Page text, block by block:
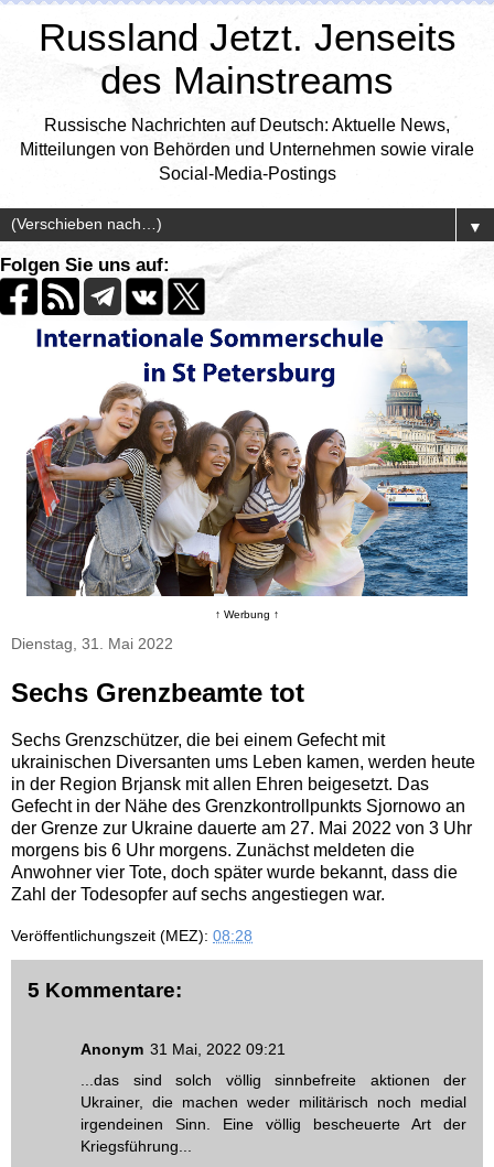
Russland Jetzt. Jenseits
des Mainstreams
Russische Nachrichten auf Deutsch: Aktuelle News,
Mitteilungen von Behörden und Unternehmen sowie virale
Social-Media-Postings
▼
Folgen Sie uns auf:
↑ Werbung ↑
Dienstag, 31. Mai 2022
Sechs Grenzbeamte tot
Sechs Grenzschützer, die bei einem Gefecht mit
ukrainischen Diversanten ums Leben kamen, werden heute
in der Region Brjansk mit allen Ehren beigesetzt. Das
Gefecht in der Nähe des Grenzkontrollpunkts Sjornowo an
der Grenze zur Ukraine dauerte am 27. Mai 2022 von 3 Uhr
morgens bis 6 Uhr morgens. Zunächst meldeten die
Anwohner vier Tote, doch später wurde bekannt, dass die
Zahl der Todesopfer auf sechs angestiegen war.
Veröffentlichungszeit (MEZ): 08:28
5 Kommentare:
Anonym 31 Mai, 2022 09:21
...das sind solch völlig sinnbefreite aktionen der
Ukrainer, die machen weder militärisch noch medial
irgendeinen Sinn. Eine völlig bescheuerte Art der
Kriegsführung...